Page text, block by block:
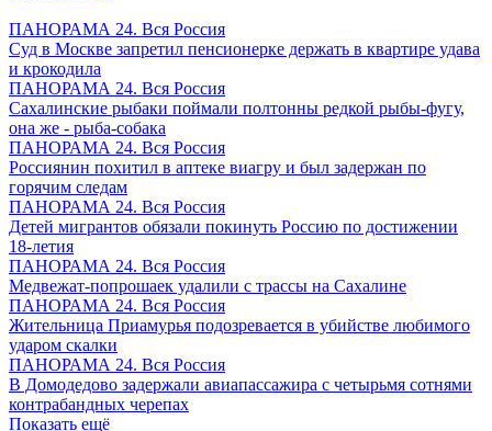
ПАНОРАМА 24. Вся Россия
Суд в Москве запретил пенсионерке держать в квартире удава
и крокодила
ПАНОРАМА 24. Вся Россия
Сахалинские рыбаки поймали полтонны редкой рыбы-фугу,
она же - рыба-собака
ПАНОРАМА 24. Вся Россия
Россиянин похитил в аптеке виагру и был задержан по
горячим следам
ПАНОРАМА 24. Вся Россия
Детей мигрантов обязали покинуть Россию по достижении
18-летия
ПАНОРАМА 24. Вся Россия
Медвежат-попрошаек удалили с трассы на Сахалине
ПАНОРАМА 24. Вся Россия
Жительница Приамурья подозревается в убийстве любимого
ударом скалки
ПАНОРАМА 24. Вся Россия
В Домодедово задержали авиапассажира с четырьмя сотнями
контрабандных черепах
Показать ещё